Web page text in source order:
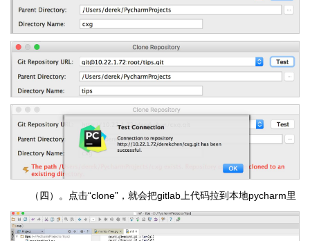
（四）。点击“clone”，就会把gitlab上代码拉到本地pycharm里